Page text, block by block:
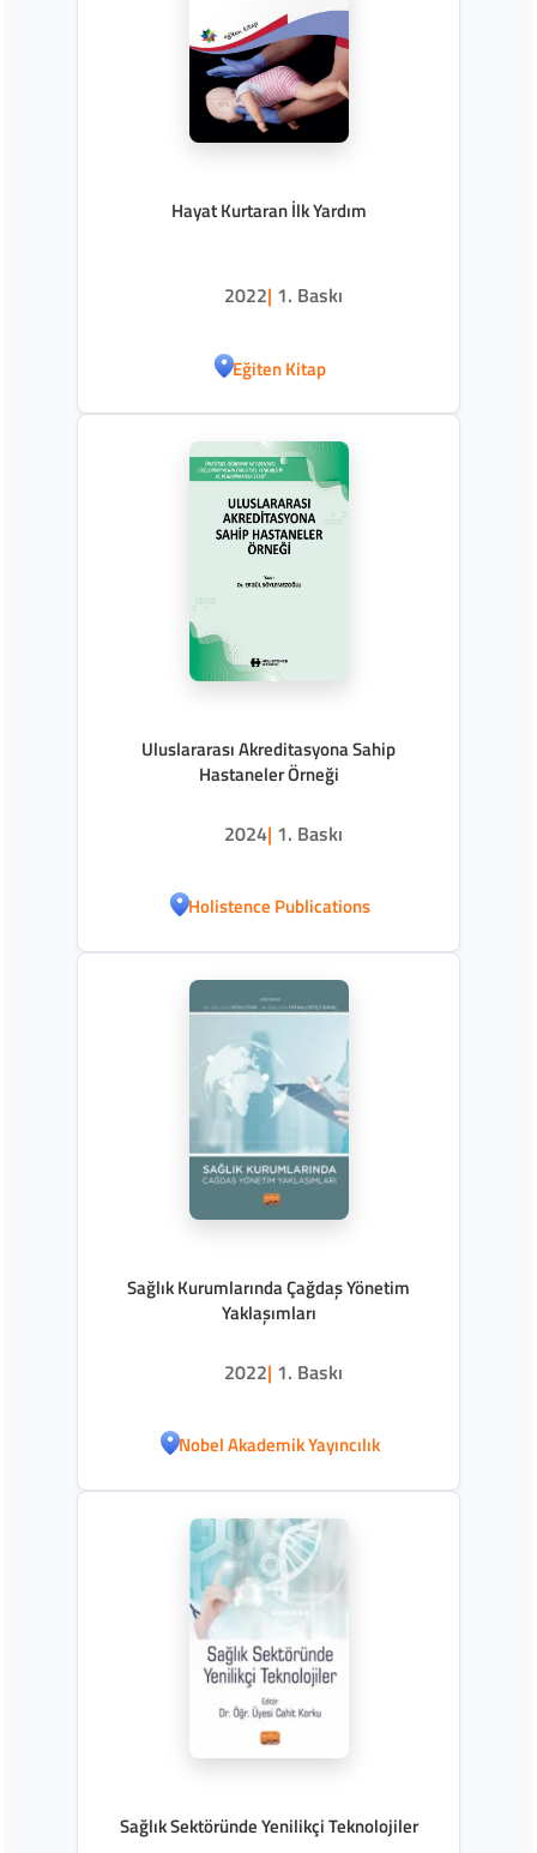
Hayat Kurtaran İlk Yardım
2022| 1. Baskı
Eğiten Kitap
Uluslararası Akreditasyona Sahip
Hastaneler Örneği
2024| 1. Baskı
Holistence Publications
Sağlık Kurumlarında Çağdaş Yönetim
Yaklaşımları
2022| 1. Baskı
Nobel Akademik Yayıncılık
Sağlık Sektöründe Yenilikçi Teknolojiler